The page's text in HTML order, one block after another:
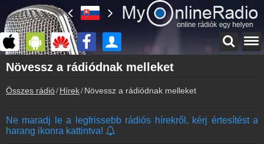
Főoldal
myonlineradio.hu
Bejelentkezés
Kapcsolat
Írj nekünk!
Növessz a rádiódnak melleket
Összes rádió Hírek Növessz a rádiódnak melleket
Ne maradj le a legfrissebb rádiós hírekről, kérj értesítést a
harang ikonra kattintva!